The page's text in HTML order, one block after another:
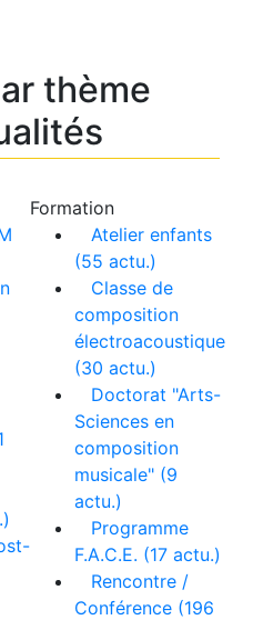
thème
Formation
Atelier enfants
(55 actu.)
Classe de
composition
électroacoustique
(30 actu.)
Doctorat "Arts-
Sciences en
composition
musicale" (9
actu.)
Programme
F.A.C.E. (17 actu.)
Rencontre /
Conférence (196